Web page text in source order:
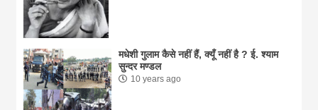
मधेशी गुलाम कैसे नहीं हैं, क्यूँ नहीं है ? ई. श्याम
सुन्दर मण्डल
10 years ago